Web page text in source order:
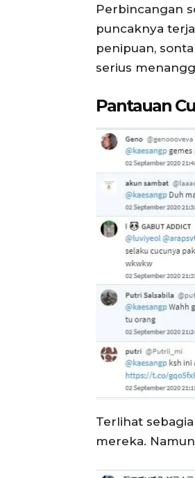
Perbincangan
puncaknya
penipuan,
serius
Pantauan
Terlihat
mereka.